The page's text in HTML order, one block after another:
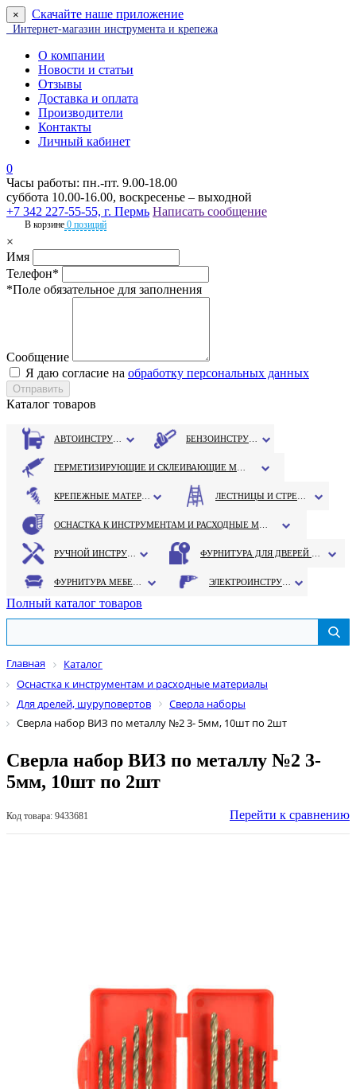
× Скачайте наше приложение
Интернет-магазин инструмента и крепежа
О компании
Новости и статьи
Отзывы
Доставка и оплата
Производители
Контакты
Личный кабинет
0
Часы работы: пн.-пт. 9.00-18.00
суббота 10.00-16.00, воскресенье – выходной
+7 342 227-55-55, г. Пермь Написать сообщение
В корзине 0 позиций
×
Имя
Телефон*
*Поле обязательное для заполнения
Сообщение
Я даю согласие на обработку персональных данных
Каталог товаров
Полный каталог товаров
Главная
Каталог
Оснастка к инструментам и расходные материалы
Для дрелей, шуруповертов
Сверла наборы
Сверла набор ВИЗ по металлу №2 3- 5мм, 10шт по 2шт
Сверла набор ВИЗ по металлу №2 3-
5мм, 10шт по 2шт
Код товара: 9433681 Перейти к сравнению